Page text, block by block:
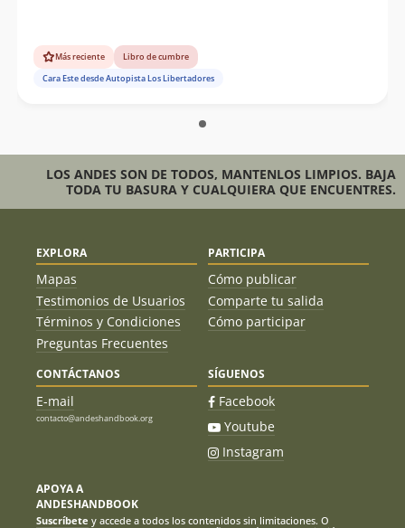
Más reciente
Libro de cumbre
Cara Este desde Autopista Los Libertadores
LOS ANDES SON DE TODOS, MANTENLOS LIMPIOS. BAJA
TODA TU BASURA Y CUALQUIERA QUE ENCUENTRES.
EXPLORA
Mapas
Testimonios de Usuarios
Términos y Condiciones
Preguntas Frecuentes
PARTICIPA
Cómo publicar
Comparte tu salida
Cómo participar
CONTÁCTANOS
E-mail
contacto@andeshandbook.org
SÍGUENOS
Facebook
Youtube
Instagram
APOYA A
ANDESHANDBOOK
Suscríbete y accede a todos los contenidos sin limitaciones. O